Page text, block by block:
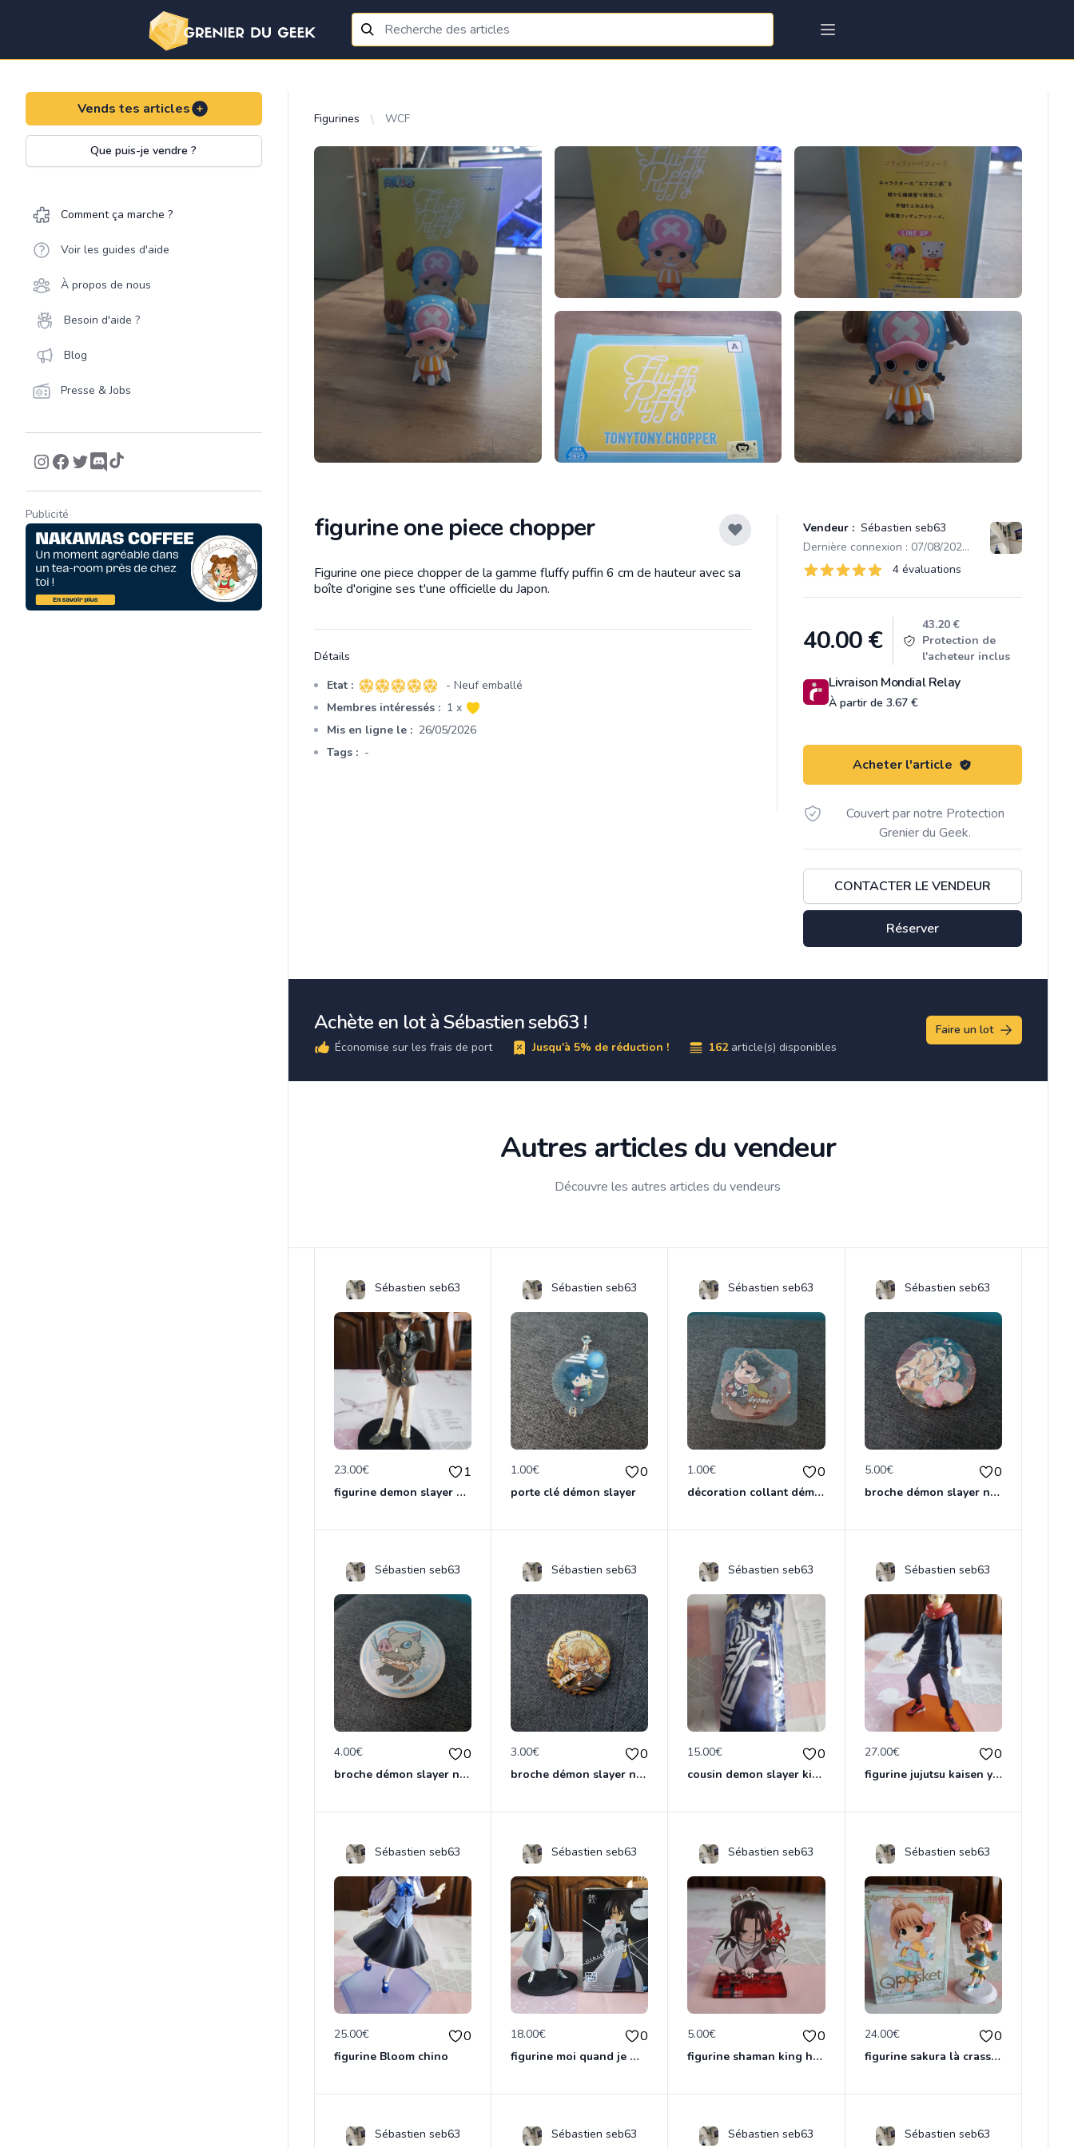
Vends tes articles
Que puis-je vendre ?
Comment ça marche ?
Voir les guides d'aide
À propos de nous
Besoin d'aide ?
Blog
Presse & Jobs
Publicité
Figurines WCF
figurine one piece chopper Vendeur : Sébastien seb63
Dernière connexion : 07/08/2026 18:22
Évaluations
4 sur 5 étoiles 4 évaluations
40.00€
43.20 €
Protection de
l'acheteur inclus
Livraison Mondial Relay
À partir de 3.67 €
Acheter l'article
Couvert par notre Protection
Grenier du Geek.
CONTACTER LE VENDEUR
Réserver
Description
Figurine one piece chopper de la gamme fluffy puffin 6 cm de hauteur avec sa
boîte d'origine ses t'une officielle du Japon.
Détails
Etat : 5 sur 5 étoiles
- Neuf emballé
Membres intéressés : 1 x
Mis en ligne le : 26/05/2026
Tags : -
Achète en lot à Sébastien seb63 !
Économise sur les frais de port Jusqu'à 5% de réduction ! 162 article(s) disponibles
Faire un lot
Autres articles du vendeur
Découvre les autres articles du vendeurs
Sébastien seb63
23.00€ 1
figurine demon slayer muzan
Sébastien seb63
1.00€ 0
porte clé démon slayer
Sébastien seb63
1.00€ 0
décoration collant démon slayer neuf
Sébastien seb63
5.00€ 0
broche démon slayer neuf
Sébastien seb63
4.00€ 0
broche démon slayer neuf
Sébastien seb63
3.00€ 0
broche démon slayer neuf
Sébastien seb63
15.00€ 0
cousin demon slayer kimestsu neuf
Sébastien seb63
27.00€ 0
figurine jujutsu kaisen yuji
Sébastien seb63
25.00€ 0
figurine Bloom chino
Sébastien seb63
18.00€ 0
figurine moi quand je me reincarne en slime
Sébastien seb63
5.00€ 0
figurine shaman king hao
Sébastien seb63
24.00€ 0
figurine sakura là crasseuse de cartes
Sébastien seb63 Sébastien seb63 Sébastien seb63 Sébastien seb63